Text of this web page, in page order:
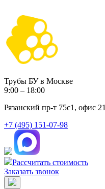
Трубы БУ в Москве
9:00 – 18:00
Рязанский пр-т 75с1, офис 21
+7 (495) 151-07-98
Рассчитать стоимость
Заказать звонок